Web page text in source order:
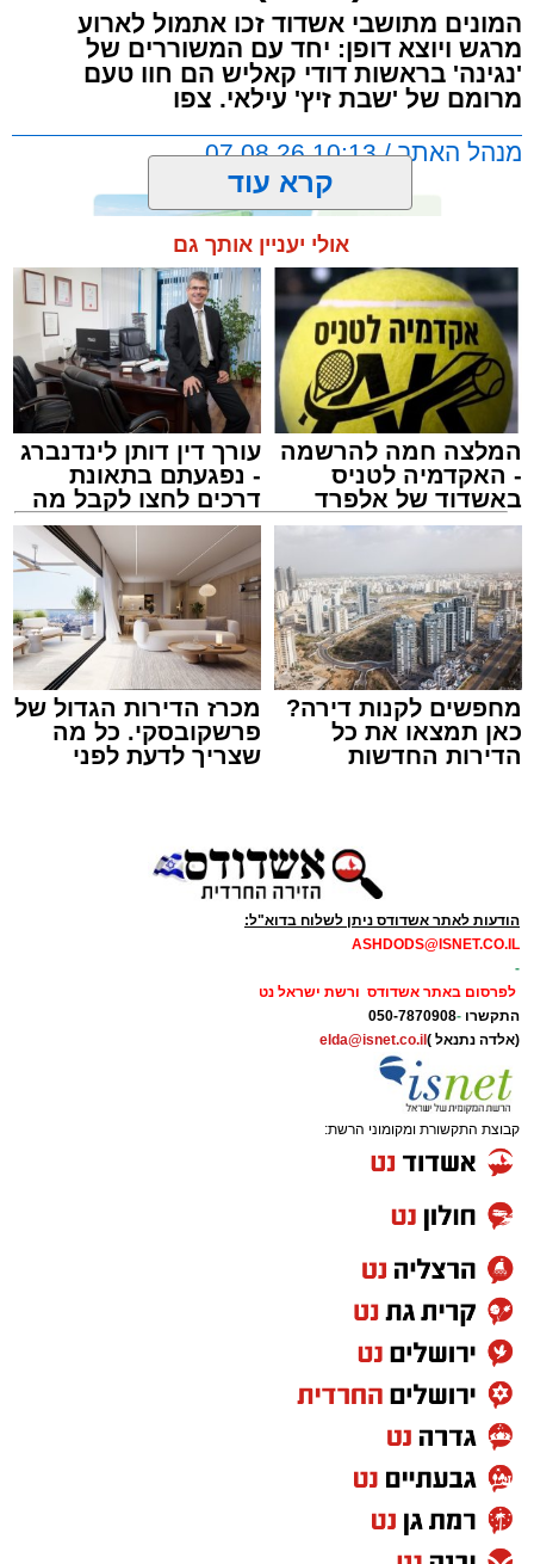
המונים מתושבי אשדוד זכו אתמול לארוע
מרגש ויוצא דופן: יחד עם המשוררים של
'נגינה' בראשות דודי קאליש הם חוו טעם
מרומם של 'שבת זיץ' עילאי. צפו
מנהל האתר / 10:13 07.08.26
תגים:אשדוד, מעגלים, דודי קאליש
זה היה ארוע יוצא דופן. בלי מילים.
במשך שעות ארוכות של ליל שישי, נהנו המונים
מתושבי אשדוד מהארוע המרכזי של 'מעגלים'.
ואכן, כפי שהובטח, לא היה מדובר במופע שגרתי,
אלא במעמד של טיש חסידי אותנטי, שהצליח
לסחוף אליו את ההמונים מעומק ימי החולין - אל
המעמד, שהתקיים ביוזמת 'מעגלים', נערך
בראשות בעל המנגן ר' דודי קאליש, שידוע
ופנימי, כשלצידו ליד השולחן הסיבו, חבושי
שטריימלך, מקהלת "נגינה" המפוארת בליווי הרכב
מוזיקלי מורחב. ואכן, בשעות הבאות נסחפו
המשתתפים על גבי צליליה הענוגים של שבת
קודש, כשהם נהנים וחווים מקרוב את יצירות
המופת ממיטב חצרות החסידות, בהן בעלזא,
ויז'ניץ, פיטסבורג, מודז'יץ ועוד.
בהמשך נשא דברים נציג הכלל חסידי בעיריה, הרב
קרא עוד
אולי יעניין אותך גם
המלצה חמה להרשמה
- האקדמיה לטניס
באשדוד של אלפרד
קריאולנסקי - לילדים
עורך דין דותן לינדנברג
- נפגעתם בתאונת
דרכים לחצו לקבל מה
שמגיע לכם
מחפשים לקנות דירה?
כאן תמצאו את כל
הדירות החדשות
מכרז הדירות הגדול של
פרשקובסקי. כל מה
שצריך לדעת לפני
הודעות לאתר אשדודס ניתן לשלוח בדוא"ל:
ASHDODS@ISNET.CO.IL
-
לפרסום באתר אשדודס ורשת ישראל נט
התקשרו -
050-7870908
(אלדה נתנאל )elda@isnet.co.il
קבוצת התקשורת ומקומוני הרשת: